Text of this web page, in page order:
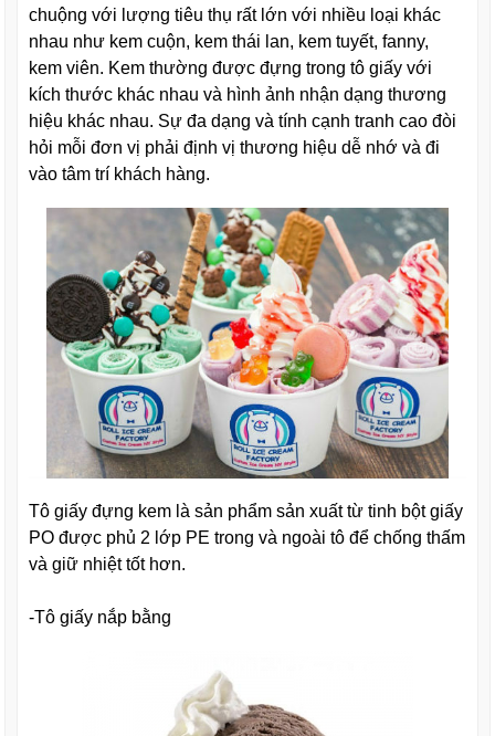
chuộng với lượng tiêu thụ rất lớn với nhiều loại khác
nhau như kem cuộn, kem thái lan, kem tuyết, fanny,
kem viên. Kem thường được đựng trong tô giấy với
kích thước khác nhau và hình ảnh nhận dạng thương
hiệu khác nhau. Sự đa dạng và tính cạnh tranh cao đòi
hỏi mỗi đơn vị phải định vị thương hiệu dễ nhớ và đi
vào tâm trí khách hàng.
Tô giấy đựng kem là sản phẩm sản xuất từ tinh bột giấy
PO được phủ 2 lớp PE trong và ngoài tô để chống thấm
và giữ nhiệt tốt hơn.
-Tô giấy nắp bằng